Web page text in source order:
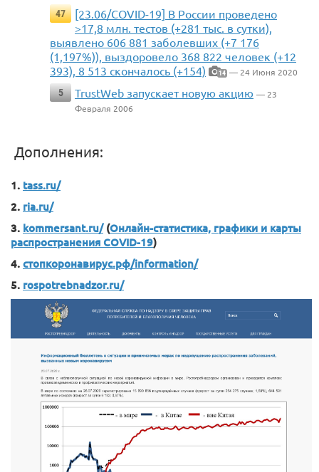
47
[23.06/COVID-19] В России проведено
>17,8 млн. тестов (+281 тыс. в сутки),
выявлено 606 881 заболевших (+7 176
(1,197%)), выздоровело 368 822 человек (+12
393), 8 513 скончалось (+154)
14 — 24 Июня 2020
5
TrustWeb запускает новую акцию — 23
Февраля 2006
Дополнения:
1. tass.ru/
2. ria.ru/
3. kommersant.ru/(Онлайн-статистика, графики и карты
распространения COVID-19)
4. стопкоронавирус.рф/information/
5. rospotrebnadzor.ru/